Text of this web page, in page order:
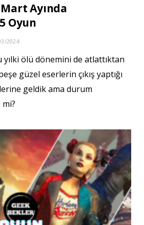
Mart Ayında
Oyun
2024
ölü dönemini de atlattıktan
güzel eserlerin çıkış yaptığı
geldik ama durum